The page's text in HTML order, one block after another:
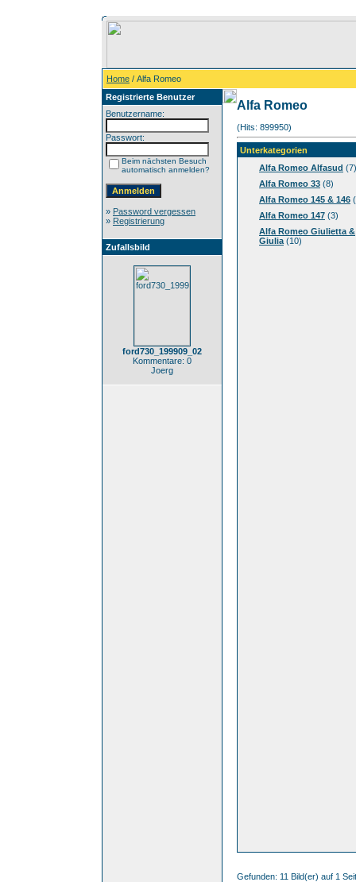
Home / Alfa Romeo
Registrierte Benutzer
Benutzername:
Passwort:
Beim nächsten Besuch
automatisch anmelden?
» Password vergessen
» Registrierung
Zufallsbild
ford730_199909_02
Kommentare: 0
Joerg
Alfa Romeo
(Hits: 899950)
Unterkategorien
Alfa Romeo Alfasud (7)
Alfa Romeo 33 (8)
Alfa Romeo 145 & 146
Alfa Romeo 147 (3)
Alfa Romeo Giulietta &
Giulia (10)
Gefunden: 11 Bild(er) auf 1